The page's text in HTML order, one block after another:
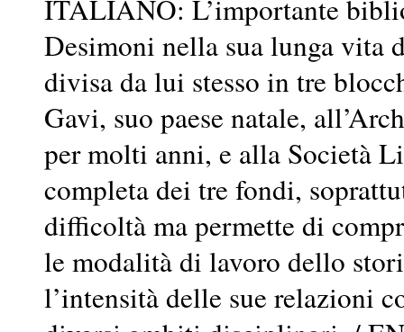
ITALIANO: L’importante
Desimoni nella sua lunga vita
divisa da lui stesso in tre
Gavi, suo paese natale,
per molti anni, e alla Società
completa dei tre fondi,
difficoltà ma permette di
le modalità di lavoro dello
l’intensità delle sue relazioni